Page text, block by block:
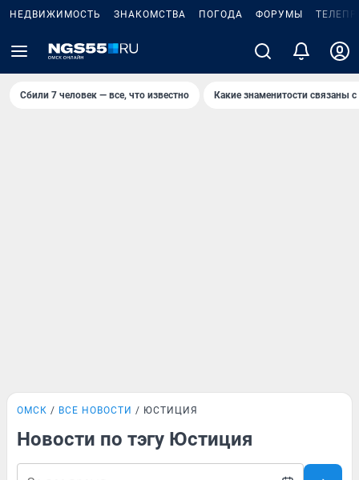
НЕДВИЖИМОСТЬ ЗНАКОМСТВА ПОГОДА ФОРУМЫ
Сбили 7 человек — все, что известно Какие знаменитости связаны
ОМСК ВСЕ НОВОСТИ ЮСТИЦИЯ
Новости по тэгу Юстиция